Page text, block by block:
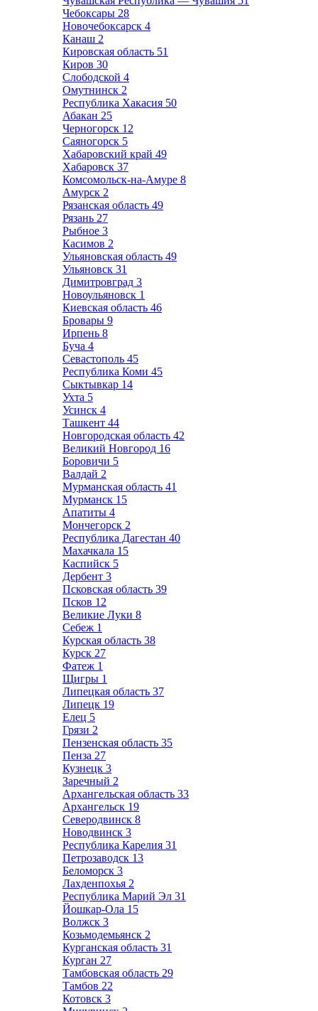
Чебоксары 28
Новочебоксарск 4
Канаш 2
Кировская область 51
Киров 30
Слободской 4
Омутнинск 2
Республика Хакасия 50
Абакан 25
Черногорск 12
Саяногорск 5
Хабаровский край 49
Хабаровск 37
Комсомольск-на-Амуре 8
Амурск 2
Рязанская область 49
Рязань 27
Рыбное 3
Касимов 2
Ульяновская область 49
Ульяновск 31
Димитровград 3
Новоульяновск 1
Киевская область 46
Бровары 9
Ирпень 8
Буча 4
Севастополь 45
Республика Коми 45
Сыктывкар 14
Ухта 5
Усинск 4
Ташкент 44
Новгородская область 42
Великий Новгород 16
Боровичи 5
Валдай 2
Мурманская область 41
Мурманск 15
Апатиты 4
Мончегорск 2
Республика Дагестан 40
Махачкала 15
Каспийск 5
Дербент 3
Псковская область 39
Псков 12
Великие Луки 8
Себеж 1
Курская область 38
Курск 27
Фатеж 1
Щигры 1
Липецкая область 37
Липецк 19
Елец 5
Грязи 2
Пензенская область 35
Пенза 27
Кузнецк 3
Заречный 2
Архангельская область 33
Архангельск 19
Северодвинск 8
Новодвинск 3
Республика Карелия 31
Петрозаводск 13
Беломорск 3
Лахденпохья 2
Республика Марий Эл 31
Йошкар-Ола 15
Волжск 3
Козьмодемьянск 2
Курганская область 31
Курган 27
Тамбовская область 29
Тамбов 22
Котовск 3